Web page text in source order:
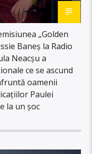
„Golden
Baneș la Radio
Neacșu a
ce se ascund
oamenii
Paulei
la un șoc